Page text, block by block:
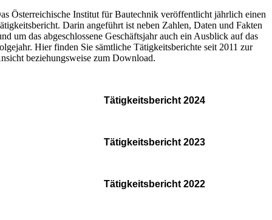
Österreichische Institut für Bautechnik veröffentlicht jährlich einen
Darin angeführt ist neben Zahlen, Daten und Fakten
um das abgeschlossene Geschäftsjahr auch ein Ausblick auf das
Hier finden Sie sämtliche Tätigkeitsberichte seit 2011 zur
beziehungsweise zum Download.
Tätigkeitsbericht 2024
Tätigkeitsbericht 2023
Tätigkeitsbericht 2022